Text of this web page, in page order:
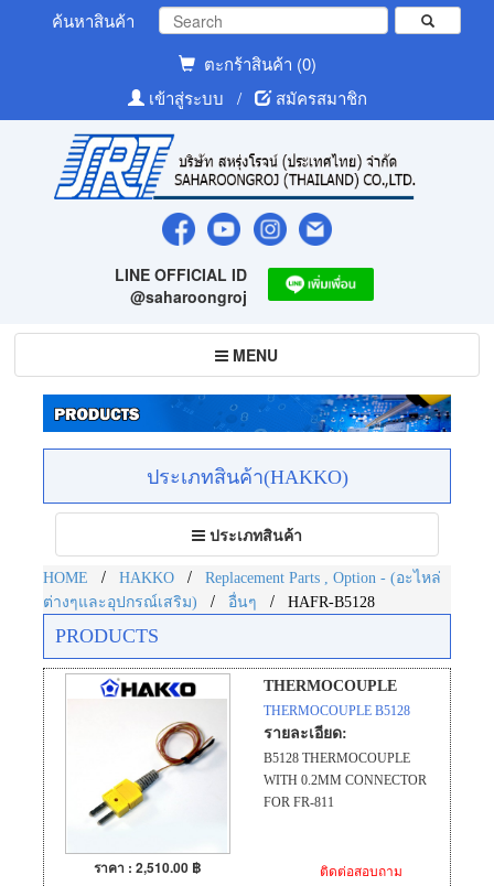
ค้นหาสินค้า
ตะกร้าสินค้า (0)
เข้าสู่ระบบ
/ สมัครสมาชิก
LINE OFFICIAL ID
@saharoongroj
Toggle
navigation
MENU
ประเภทสินค้า(HAKKO)
Toggle
navigation
ประเภทสินค้า
HOME / HAKKO /
Replacement Parts , Option - (อะไหล่
ต่างๆและอุปกรณ์เสริม)
/ อื่นๆ / HAFR-B5128
PRODUCTS
THERMOCOUPLE
THERMOCOUPLE B5128
รายละเอียด:
B5128 THERMOCOUPLE
WITH 0.2MM CONNECTOR
FOR FR-811
ราคา : 2,510.00 ฿ ติดต่อสอบถาม